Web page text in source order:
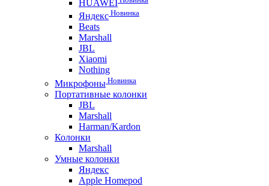
HUAWEI
Яндекс Новинка
Beats
Marshall
JBL
Xiaomi
Nothing
Микрофоны Новинка
Портативные колонки
JBL
Marshall
Harman/Kardon
Колонки
Marshall
Умные колонки
Яндекс
Apple Homepod